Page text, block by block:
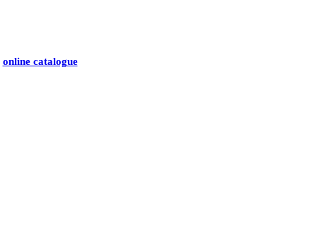
online catalogue